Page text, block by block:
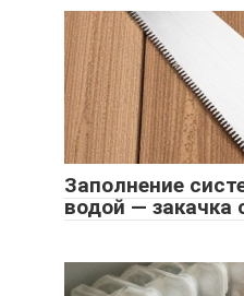
Заполнение
водой — закачка